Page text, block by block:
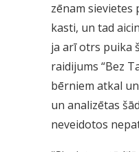
zēnam sievietes
kasti, un tad
ja arī otrs puika
raidijums “Bez
bērniem atkal
un analizētas
neveidotos